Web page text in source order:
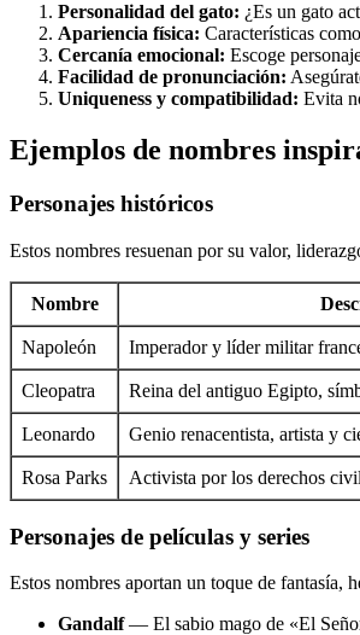
Personalidad del gato: ¿Es un gato
Apariencia física: Características
Cercanía emocional: Escoge
Facilidad de pronunciación:
Uniqueness y compatibilidad: Evita
Ejemplos de nombres
Personajes históricos
Estos nombres resuenan por su valor,
Nombre
Napoleón Imperador y líder militar
Cleopatra Reina del antiguo Egipto,
Leonardo Genio renacentista, artista y
Rosa Parks Activista por los derechos
Personajes de películas y series
Estos nombres aportan un toque de fantasía,
Gandalf— El sabio mago de «El